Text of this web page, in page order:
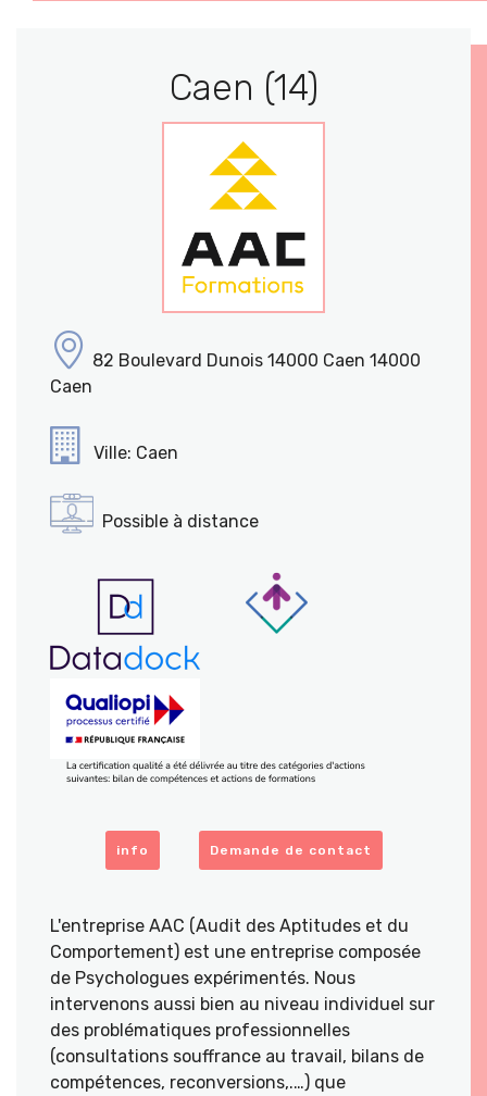
Caen (14)
82 Boulevard Dunois 14000 Caen 14000
Caen
Ville: Caen
Possible à distance
info Demande de contact
L'entreprise AAC (Audit des Aptitudes et du
Comportement) est une entreprise composée
de Psychologues expérimentés. Nous
intervenons aussi bien au niveau individuel sur
des problématiques professionnelles
(consultations souffrance au travail, bilans de
compétences, reconversions,.…) que